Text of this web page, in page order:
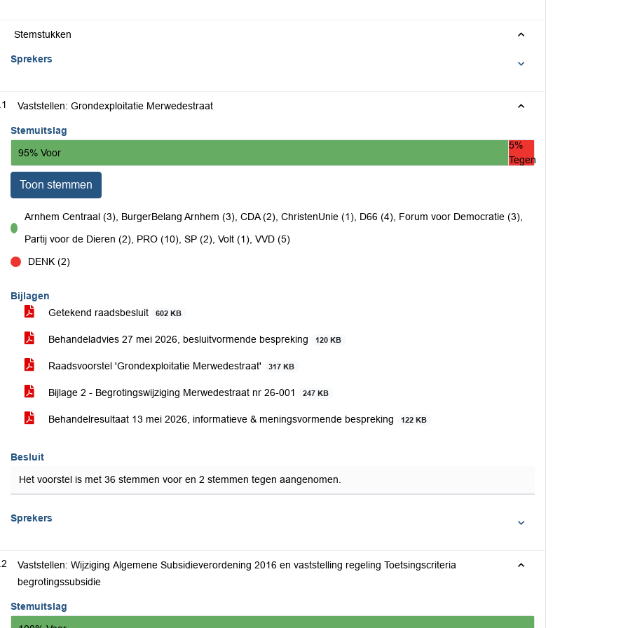
Stemstukken
Sprekers
Vaststellen: Grondexploitatie Merwedestraat
Stemuitslag
95% Voor
5%
Tegen
Toon stemmen
voor
Arnhem Centraal (3), BurgerBelang Arnhem (3), CDA (2), ChristenUnie (1), D66 (4), Forum voor Democratie (3),
Partij voor de Dieren (2), PRO (10), SP (2), Volt (1), VVD (5)
DENK (2)
Bijlagen
Getekend raadsbesluit
602 KB
Behandeladvies 27 mei 2026, besluitvormende bespreking 120 KB
Raadsvoorstel 'Grondexploitatie Merwedestraat' 317 KB
Bijlage 2 - Begrotingswijziging Merwedestraat nr 26-001 247 KB
Behandelresultaat 13 mei 2026, informatieve & meningsvormende bespreking 122 KB
Besluit
Het voorstel is met 36 stemmen voor en 2 stemmen tegen aangenomen.
Sprekers
Vaststellen: Wijziging Algemene Subsidieverordening 2016 en vaststelling regeling Toetsingscriteria
begrotingssubsidie
Stemuitslag